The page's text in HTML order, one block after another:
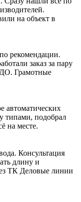
на объект в
рекомендации.
заказ за пару
Грамотные
автоматических
типами, подобрал
на месте.
Консультация
длину и
ТК Деловые линии